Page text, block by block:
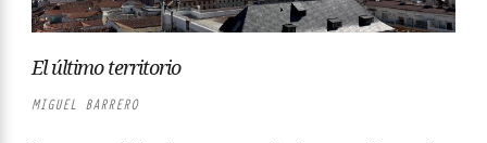
El último territorio
MIGUEL BARRERO